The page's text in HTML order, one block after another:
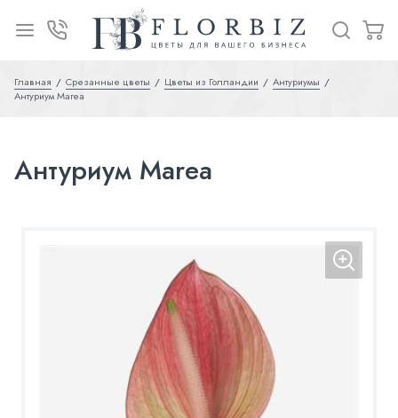
Главная Срезанные цветы Цветы из Голландии
Антуриумы
Антуриум Marea
Антуриум Marea